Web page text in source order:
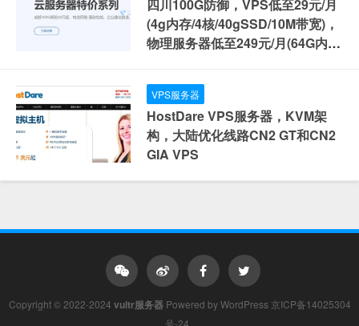
四川100G防御，VPS低至29元/月
(4g内存/4核/40gSSD/10M带宽)，
物理服务器低至249元/月(64G内
VPS服务器
HostDare VPS服务器，KVM架
构，大陆优化线路CN2 GT和CN2
GIA VPS
Copyright © 2022-2024 vultr服务器Powered byWordPress 京ICP备14025304